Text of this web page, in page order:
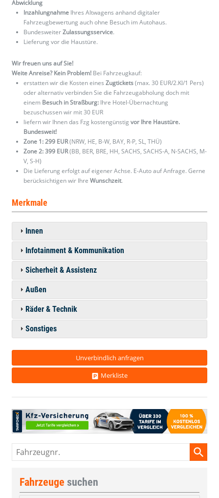
Abwicklung
Inzahlungnahme Ihres Altwagens anhand digitaler
Fahrzeugbewertung auch ohne Besuch im Autohaus.
BundesweiterZulassungsservice.
Lieferung vor die Haustüre.
Wir freuen uns auf Sie!
Weite Anreise? Kein Problem! Bei Fahrzeugkauf:
erstatten wir die Kosten eines Zugtickets(max. 30 EUR/2.Kl/1 Pers)
oder alternativ verbinden Sie die Fahrzeugabholung doch mit
einem Besuch in Straßburg: Ihre Hotel-Übernachtung
bezuschussen wir mit 30 EUR
liefern wir Ihnen das Fzg kostengünstig vor Ihre Haustüre.
Bundesweit!
Zone 1: 299 EUR(NRW, HE, B-W, BAY, R-P, SL, THÜ)
Zone 2: 399 EUR(BB, BER, BRE, HH, SACHS, SACHS-A, N-SACHS, M-
V, S-H)
Die Lieferung erfolgt auf eigener Achse. E-Auto auf Anfrage. Gerne
berücksichtigen wir Ihre Wunschzeit.
Merkmale
Innen
Infotainment & Kommunikation
Sicherheit & Assistenz
Außen
Räder & Technik
Sonstiges
Unverbindlich anfragen
Merkliste
Fahrzeugnr.
Fahrzeuge suchen